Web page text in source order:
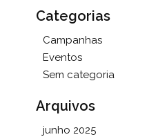
Categorias
Campanhas
Eventos
Sem categoria
Arquivos
junho 2025